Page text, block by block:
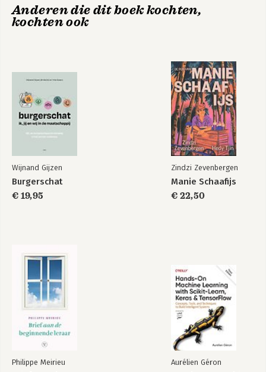
Anderen die dit boek kochten,
kochten ook
Wijnand Gijzen
Burgerschat
€ 19,95
Zindzi Zevenbergen
Manie Schaafijs
€ 22,50
Philippe Meirieu Aurélien Géron